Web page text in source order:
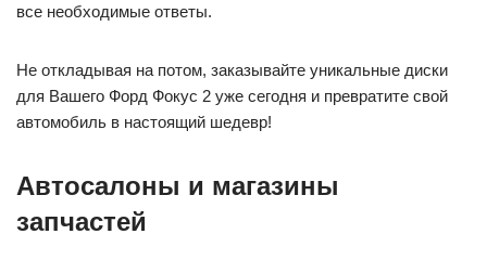
все необходимые ответы.
Не откладывая на потом, заказывайте уникальные диски
для Вашего Форд Фокус 2 уже сегодня и превратите свой
автомобиль в настоящий шедевр!
Автосалоны и магазины
запчастей